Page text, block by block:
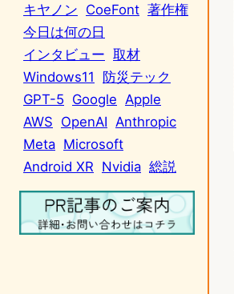
キヤノン CoeFont 著作権
今日は何の日
インタビュー 取材
Windows11
防災テック
GPT-5 Google Apple
AWS OpenAI Anthropic
Meta Microsoft
Android XR Nvidia 総説